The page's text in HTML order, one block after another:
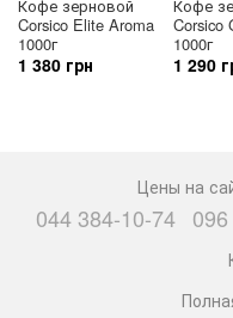
Кофе зерновой
Corsico Elite Aroma
1000г
1 380 грн
Кофе
Corsico
1000г
1 290
Цены на
044 384-10-74